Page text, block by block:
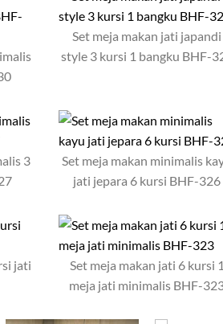
Set meja makan jati japandi
style 3 kursi 1 bangku BHF-
3
Set meja makan minimalis
jati jepara 6 kursi BHF-326
jati
Set meja makan jati 6 kursi 1
meja jati minimalis BHF-